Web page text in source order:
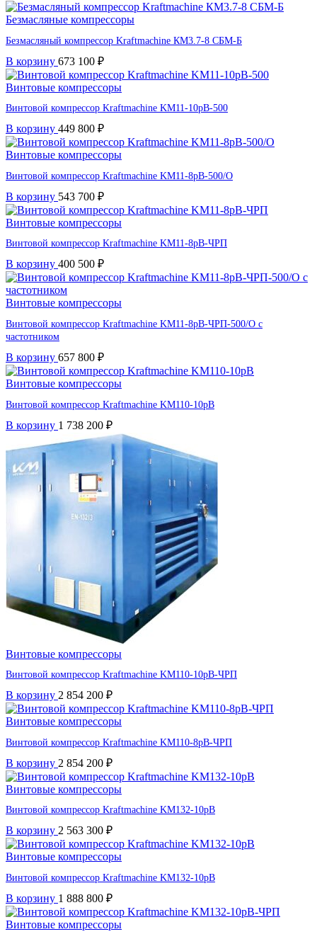
Безмасляные компрессоры
Безмасляный компрессор Kraftmaсhine КМ3.7-8 СБМ-Б
В корзину 673 100 ₽
Винтовые компрессоры
Винтовой компрессор Kraftmaсhine KM11-10рВ-500
В корзину 449 800 ₽
Винтовые компрессоры
Винтовой компрессор Kraftmaсhine KM11-8рВ-500/О
В корзину 543 700 ₽
Винтовые компрессоры
Винтовой компрессор Kraftmaсhine KM11-8рВ-ЧРП
В корзину 400 500 ₽
Винтовые компрессоры
Винтовой компрессор Kraftmaсhine KM11-8рВ-ЧРП-500/О с
частотником
В корзину 657 800 ₽
Винтовые компрессоры
Винтовой компрессор Kraftmaсhine KM110-10рВ
В корзину 1 738 200 ₽
Винтовые компрессоры
Винтовой компрессор Kraftmaсhine KM110-10рВ-ЧРП
В корзину 2 854 200 ₽
Винтовые компрессоры
Винтовой компрессор Kraftmaсhine KM110-8рВ-ЧРП
В корзину 2 854 200 ₽
Винтовые компрессоры
Винтовой компрессор Kraftmaсhine KM132-10рВ
В корзину 2 563 300 ₽
Винтовые компрессоры
Винтовой компрессор Kraftmaсhine KM132-10рВ
В корзину 1 888 800 ₽
Винтовые компрессоры